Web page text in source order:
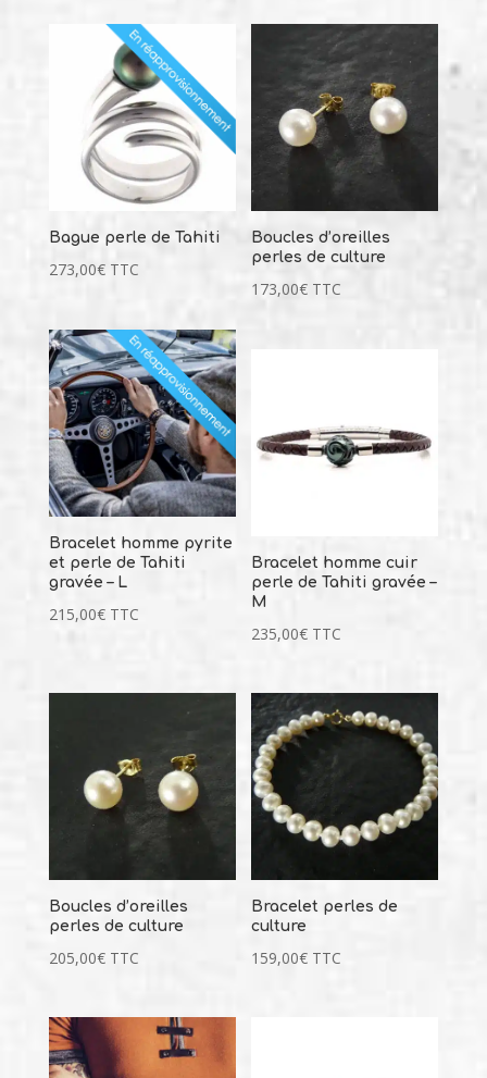
Bague perle de Tahiti
273,00€ TTC
Boucles d’oreilles
perles de culture
173,00€ TTC
Bracelet homme pyrite
et perle de Tahiti
gravée – L
215,00€ TTC
Bracelet homme cuir
perle de Tahiti gravée –
M
235,00€ TTC
Boucles d’oreilles
perles de culture
205,00€ TTC
Bracelet perles de
culture
159,00€ TTC